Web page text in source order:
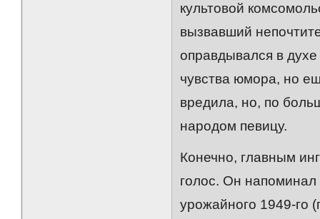
культовой
вызвавший
оправдывался в
чувства юмора, но
вредила, но, по
народом певицу.
Конечно, главным
голос. Он
урожайного 1949-го